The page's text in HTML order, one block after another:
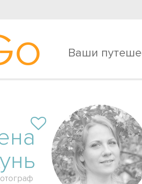
Ваши